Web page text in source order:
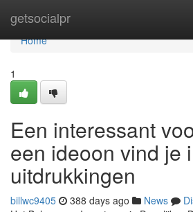
getsocialpr
Home
Home
1
Een interessant
een ideoon vind je
uitdrukkingen
billwc9405 388 days ago News